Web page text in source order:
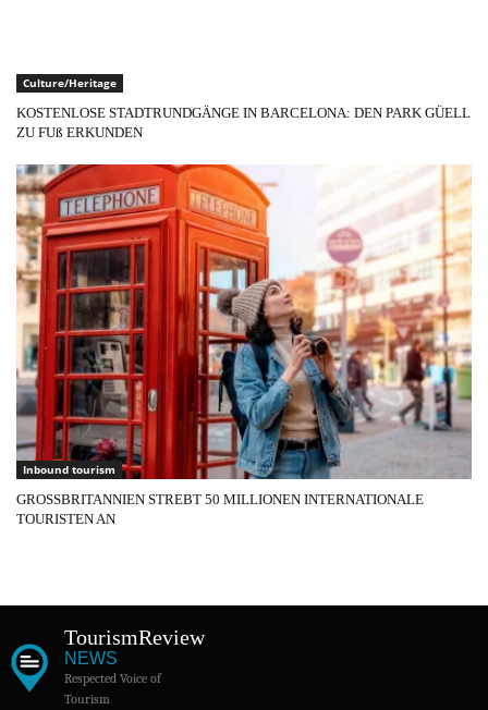
Culture/Heritage
KOSTENLOSE STADTRUNDGÄNGE IN BARCELONA: DEN PARK GÜELL
ZU FUß ERKUNDEN
Inbound tourism
GROSSBRITANNIEN STREBT 50 MILLIONEN INTERNATIONALE
TOURISTEN AN
TourismReview
NEWS
Respected Voice of
Tourism